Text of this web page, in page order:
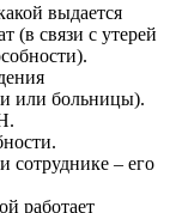
выдается
(в связи с утерей
или больницы).
сотруднике – его
работает